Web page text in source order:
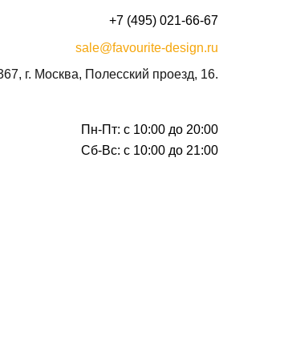
+7 (495) 021-66-67
sale@favourite-design.ru
г. Москва, Полесский проезд, 16.
Пн-Пт: с 10:00 до 20:00
Сб-Вс: с 10:00 до 21:00